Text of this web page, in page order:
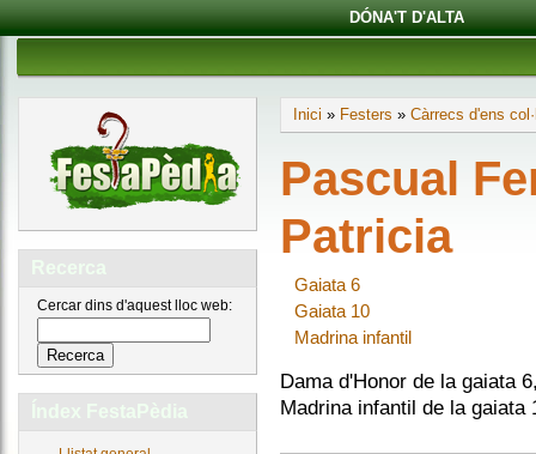
DÓNA'T D'ALTA
Recerca
Cercar dins d'aquest lloc web:
Índex FestaPèdia
Inici » Festers » Càrrecs d'ens
Pascual
Patricia
Gaiata 6
Gaiata 10
Madrina infantil
Dama d'Honor de la gaiata
Madrina infantil de la gaiata